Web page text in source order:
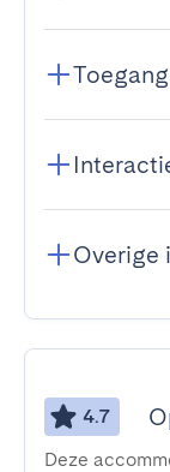
Toegang
Overige
4.7
Deze